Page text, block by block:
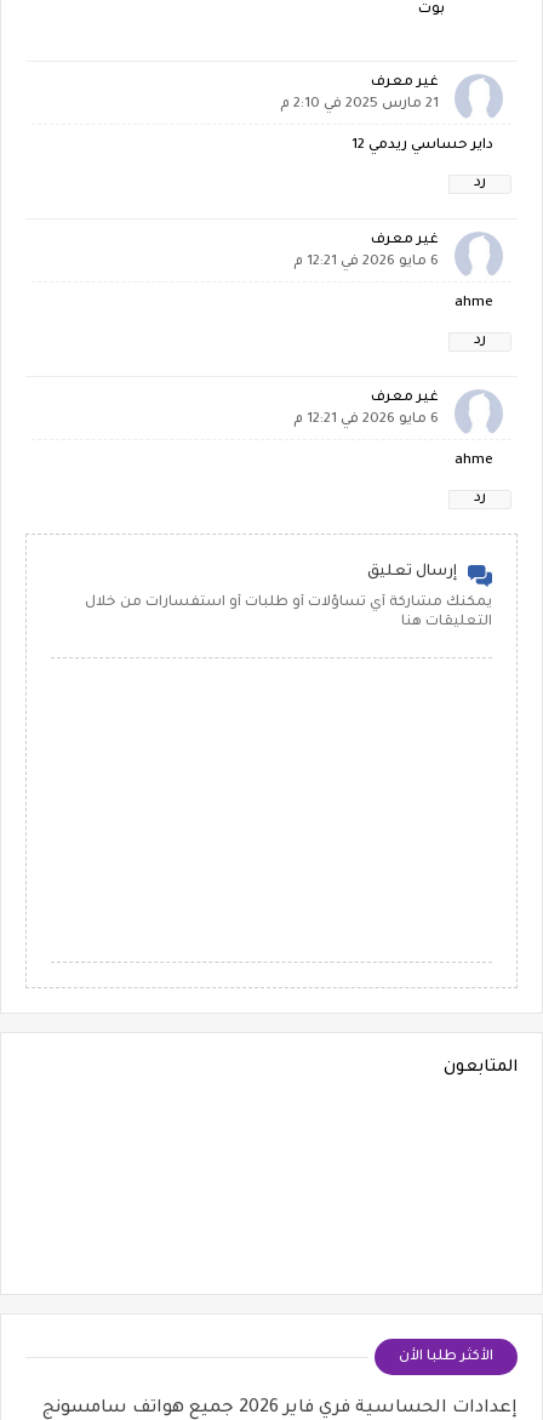
بوت
غير معرف
21 مارس 2025 في 2:10 م
داير حساسي ريدمي 12
رد
غير معرف
6 مايو 2026 في 12:21 م
ahme
رد
غير معرف
6 مايو 2026 في 12:21 م
ahme
رد
إرسال تعليق
يمكنك مشاركة أي تساؤلات أو طلبات أو استفسارات من خلال
التعليقات هنا
المتابعون
الأكثر طلبا الأن
إعدادات الحساسية فري فاير 2026 جميع هواتف سامسونج